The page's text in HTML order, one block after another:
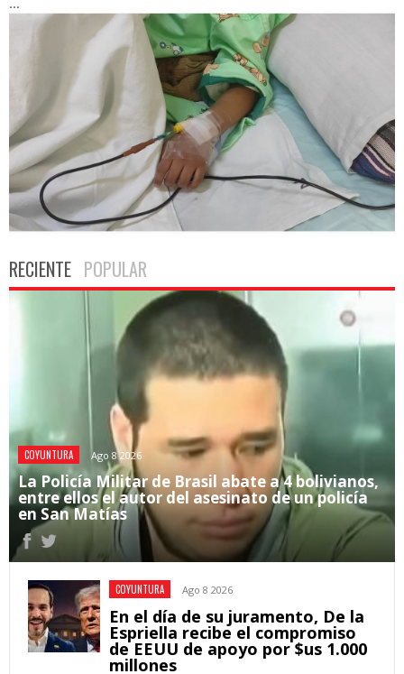
RECIENTE POPULAR
COYUNTURA Ago 8 2026
La Policía Militar de Brasil abate a 4 bolivianos,
entre ellos el autor del asesinato de un policía
en San Matías
COYUNTURA Ago 8 2026
En el día de su juramento, De la
Espriella recibe el compromiso
de EEUU de apoyo por $us 1.000
millones